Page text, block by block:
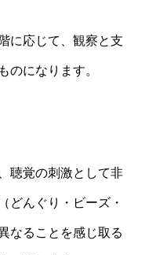
に応じて、観察と支
のになります。
聴覚の刺激として非
どんぐり・ビーズ・
なることを感じ取る